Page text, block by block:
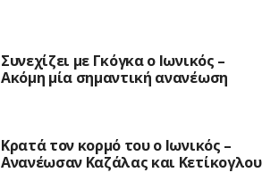
Συνεχίζει με Γκόγκα ο Ιωνικός –
Ακόμη μία σημαντική ανανέωση
Κρατά τον κορμό του ο Ιωνικός –
Ανανέωσαν Καζάλας και Κετίκογλου